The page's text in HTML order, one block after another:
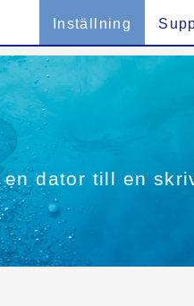
Inställning
dator till en